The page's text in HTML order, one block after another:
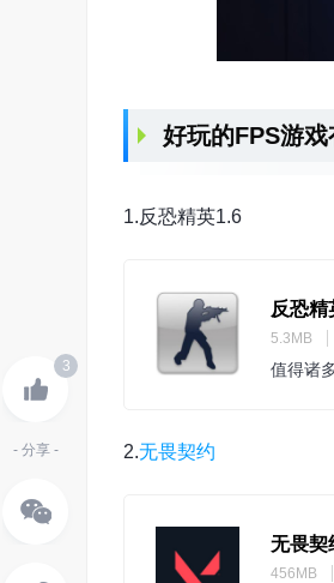
好玩的FPS游
1.反恐精英1.6
反恐精
5.3MB
值得诸
2.无畏契约
无畏契
456MB
3
- 分享 -